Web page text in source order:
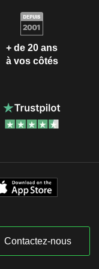
+ de 20 ans
à vos côtés
Contactez-nous